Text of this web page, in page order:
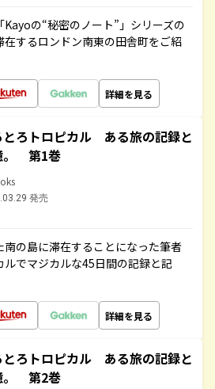
の“秘密のノート”」シリーズの
するロンドン南東の田舎町をご紹
詳細を見る
とろトロピカル ある旅の記録と
。 第1巻
発売
の島に滞在することになった筆者
でマジカルな45日間の記録と記
詳細を見る
とろトロピカル ある旅の記録と
。 第2巻